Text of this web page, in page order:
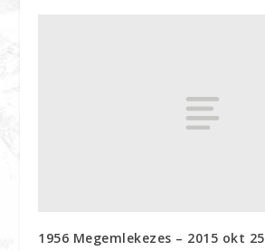
1956 Megemlekezes – 2015 okt 25